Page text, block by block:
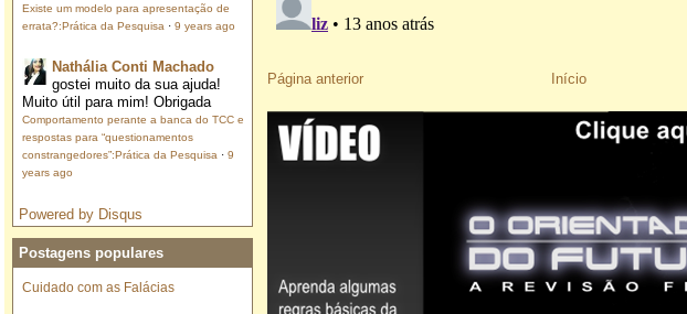
Página anterior Início
Existe um modelo para apresentação de
errata?:Prática da Pesquisa · 9 years ago
Nathália Conti Machado
gostei muito da sua ajuda!
Muito útil para mim! Obrigada
Comportamento perante a banca do TCC e
respostas para “questionamentos
constrangedores”:Prática da Pesquisa · 9
years ago
Powered by Disqus
Postagens populares
Cuidado com as Falácias